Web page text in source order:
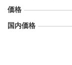
価格
国内価格